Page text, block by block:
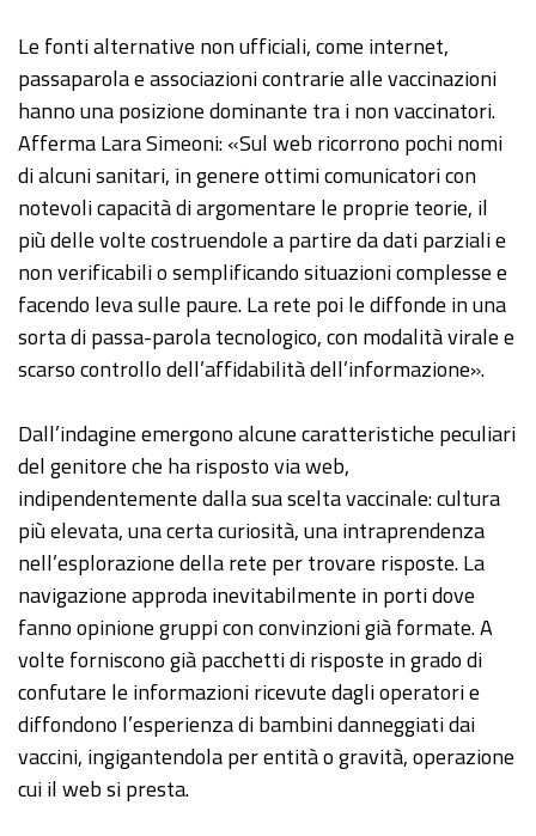
Le fonti alternative non ufficiali, come internet,
passaparola e associazioni contrarie alle vaccinazioni
hanno una posizione dominante tra i non vaccinatori.
Afferma Lara Simeoni: «Sul web ricorrono pochi nomi
di alcuni sanitari, in genere ottimi comunicatori con
notevoli capacità di argomentare le proprie teorie, il
più delle volte costruendole a partire da dati parziali e
non verificabili o semplificando situazioni complesse e
facendo leva sulle paure. La rete poi le diffonde in una
sorta di passa-parola tecnologico, con modalità virale e
scarso controllo dell’affidabilità dell’informazione».
Dall’indagine emergono alcune caratteristiche peculiari
del genitore che ha risposto via web,
indipendentemente dalla sua scelta vaccinale: cultura
più elevata, una certa curiosità, una intraprendenza
nell’esplorazione della rete per trovare risposte. La
navigazione approda inevitabilmente in porti dove
fanno opinione gruppi con convinzioni già formate. A
volte forniscono già pacchetti di risposte in grado di
confutare le informazioni ricevute dagli operatori e
diffondono l’esperienza di bambini danneggiati dai
vaccini, ingigantendola per entità o gravità, operazione
cui il web si presta.